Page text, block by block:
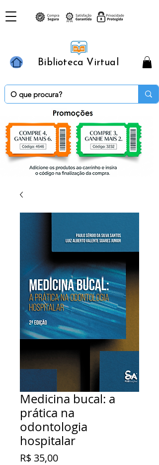
Biblioteca Virtual
Medicina bucal: a
prática na
odontologia
hospitalar
R$ 35,00Preço